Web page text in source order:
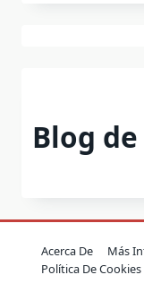
Blog
Acerca De
Más
Política De Cookies